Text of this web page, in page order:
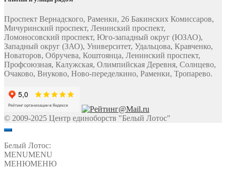
Проспект Вернадского, Раменки, 26 Бакинских Комиссаров,
Мичуринский проспект, Ленинский проспект,
Ломоносовский проспект, Юго-западный округ (ЮЗАО),
Западный округ (ЗАО), Университет, Удальцова, Кравченко,
Новаторов, Обручева, Коштоянца, Ленинский проспект,
Профсоюзная, Калужская, Олимпийская Деревня, Солнцево,
Очаково, Внуково, Ново-переделкино, Раменки, Тропарево.
© 2009-2025 Центр единоборств "Белый Лотос"
Белый Лотос:
MENUMENU
МЕНЮМЕНЮ